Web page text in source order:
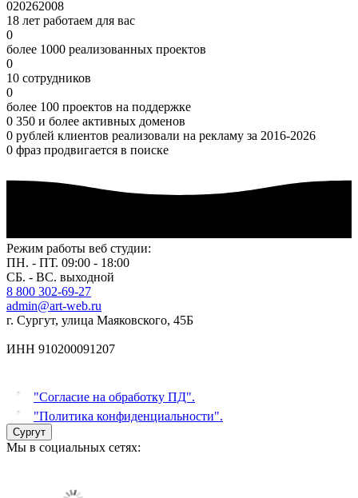
020262008
18 лет работаем для вас
0
более 1000 реализованных проектов
0
10 сотрудников
0
более 100 проектов на поддержке
0 350 и более активных доменов
0 рублей клиентов реализовали на рекламу за 2016-2026
0 фраз продвигается в поиске
Режим работы веб студии:
ПН. - ПТ. 09:00 - 18:00
СБ. - ВС. выходной
8 800 302-69-27
admin@art-web.ru
г. Сургут, улица Маяковского, 45Б
ИНН 910200091207
"Согласие на обработку ПД".
"Политика конфиденциальности".
Сургут
Мы в социальных сетях: